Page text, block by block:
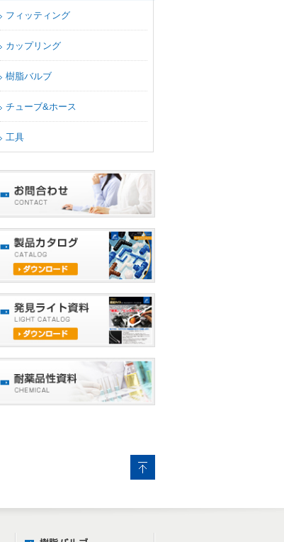
フィッティング
カップリング
樹脂バルブ
チューブ&ホース
工具